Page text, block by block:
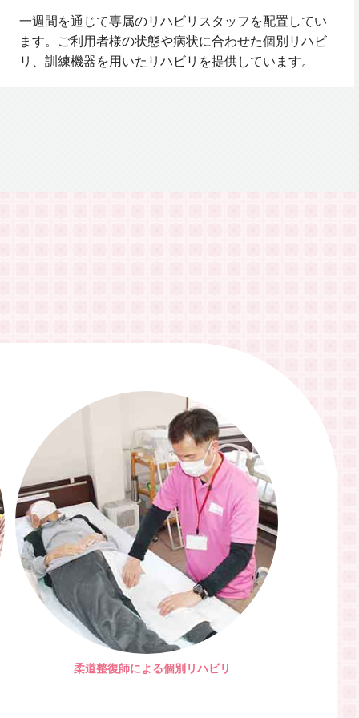
一週間を通じて専属のリハビリスタッフを配置してい
ます。ご利用者様の状態や病状に合わせた個別リハビ
リ、訓練機器を用いたリハビリを提供しています。
柔道整復師による個別リハビリ